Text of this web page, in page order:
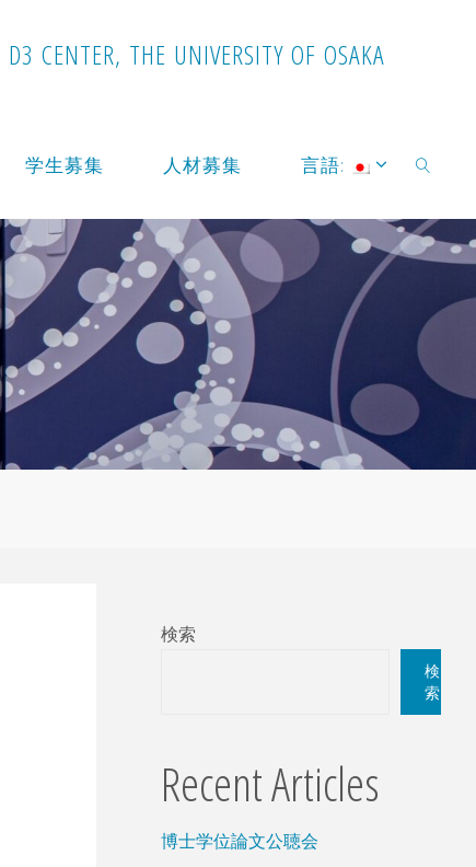
D3 CENTER, THE UNIVERSITY OF OSAKA
学生募集 人材募集 言語:
検索
検索
検
索
Recent Articles
博士学位論文公聴会